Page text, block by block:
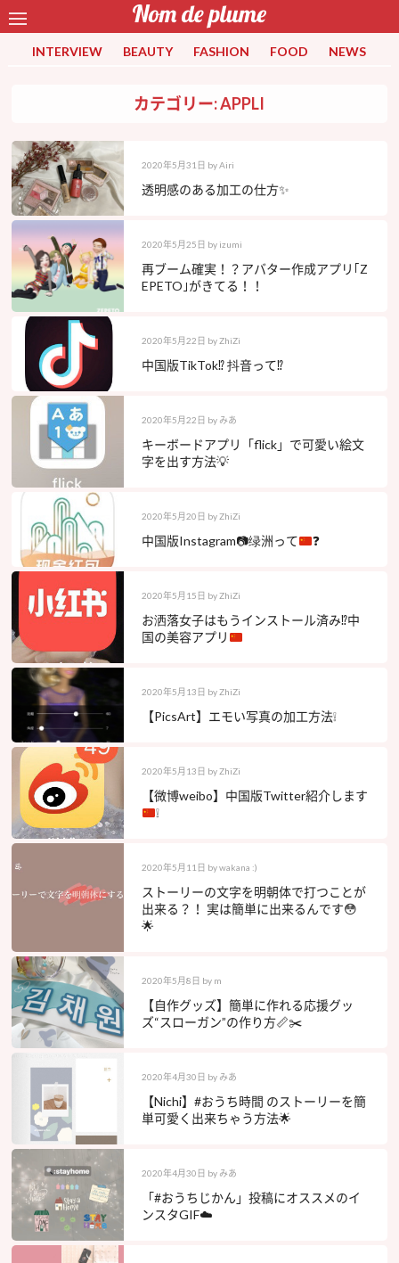
INTERVIEW BEAUTY FASHION FOOD NEWS
カテゴリー: APPLI
2020年5月31日 by Airi
透明感のある加工の仕方✨
2020年5月25日 by izumi
再ブーム確実！？アバター作成アプリ｢Z
EPETO｣がきてる！！
2020年5月22日 by ZhiZi
中国版TikTok⁉️ 抖音って⁉️
2020年5月22日 by みあ
キーボードアプリ「flick」で可愛い絵文
字を出す方法💡
2020年5月20日 by ZhiZi
中国版Instagram📷绿洲って ❓
2020年5月15日 by ZhiZi
お洒落女子はもうインストール済み⁉️中
国の美容アプリ
2020年5月13日 by ZhiZi
【PicsArt】エモい写真の加工方法❕
2020年5月13日 by ZhiZi
【微博weibo】中国版Twitter紹介します
❕
2020年5月11日 by wakana :)
ストーリーの文字を明朝体で打つことが
出来る？！ 実は簡単に出来るんです😳
🌟
2020年5月8日 by m
【自作グッズ】簡単に作れる応援グッ
ズ“スローガン”の作り方📏✂️
2020年4月30日 by みあ
【Nichi】#おうち時間 のストーリーを簡
単可愛く出来ちゃう方法🌟
2020年4月30日 by みあ
「#おうちじかん」投稿にオススメのイ
ンスタGIF☁️